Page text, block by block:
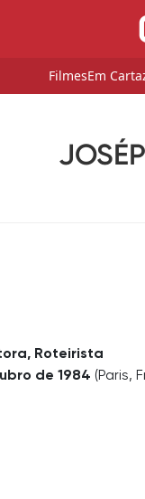
FilmesEm
Roteirista
de 1984 (Paris,